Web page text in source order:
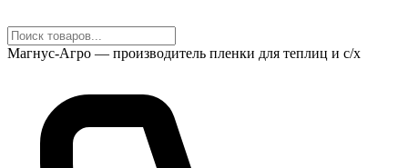
Магнус-Агро — производитель пленки для теплиц и с/х